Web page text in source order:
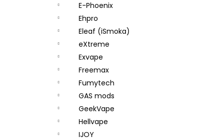
E-Phoenix
Ehpro
Eleaf (iSmoka)
eXtreme
Exvape
Freemax
Fumytech
GAS mods
GeekVape
Hellvape
IJOY